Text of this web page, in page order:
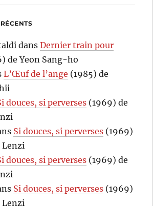
dansDernier train pour
de Yeon Sang-ho
L’Œuf de l’ange (1985) de
douces, si perverses (1969) de
Si douces, si perverses (1969)
Lenzi
douces, si perverses (1969) de
Si douces, si perverses (1969)
Lenzi